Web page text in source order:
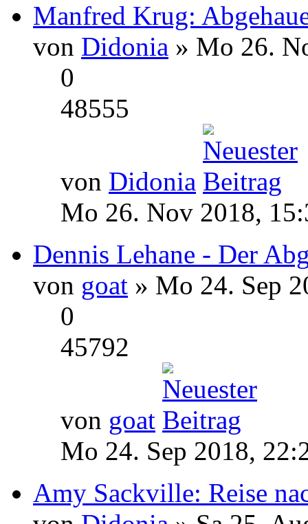
Manfred Krug:
von Didonia » Mo 26.
0
48555
von Didonia
Mo 26. Nov 2018,
Dennis Lehane - Der
von goat » Mo 24. Sep
0
45792
von goat
Mo 24. Sep 2018,
Amy Sackville: Reise